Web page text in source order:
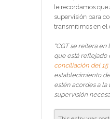
le recordamos que
supervisión para
transmitimos en el
“CGT se reitera
que está reflejado
conciliación del
establecimiento
estén acordes a la
supervisión